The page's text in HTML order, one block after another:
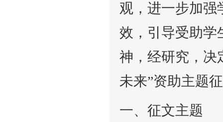
观，进一步加强
效，引导受助学
神，经研究，决
未来”资助主题
一、征文主题